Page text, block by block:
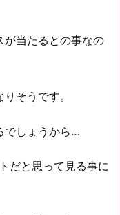
が当たるとの事なの
そうです。
でしょうから…
だと思って見る事に